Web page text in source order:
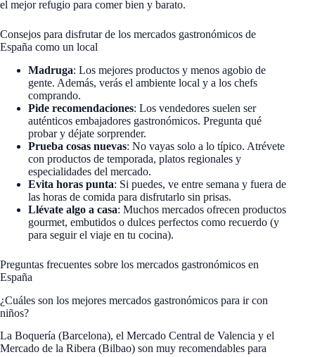
el mejor refugio para comer bien y barato.
Consejos para disfrutar de los mercados gastronómicos de
España como un local
Madruga: Los mejores productos y menos agobio de
gente. Además, verás el ambiente local y a los chefs
comprando.
Pide recomendaciones: Los vendedores suelen ser
auténticos embajadores gastronómicos. Pregunta qué
probar y déjate sorprender.
Prueba cosas nuevas: No vayas solo a lo típico. Atrévete
con productos de temporada, platos regionales y
especialidades del mercado.
Evita horas punta: Si puedes, ve entre semana y fuera de
las horas de comida para disfrutarlo sin prisas.
Llévate algo a casa: Muchos mercados ofrecen productos
gourmet, embutidos o dulces perfectos como recuerdo (y
para seguir el viaje en tu cocina).
Preguntas frecuentes sobre los mercados gastronómicos en
España
¿Cuáles son los mejores mercados gastronómicos para ir con
niños?
La Boquería (Barcelona), el Mercado Central de Valencia y el
Mercado de la Ribera (Bilbao) son muy recomendables para